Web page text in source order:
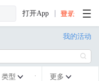
打开App
我的活动

类型  更多 